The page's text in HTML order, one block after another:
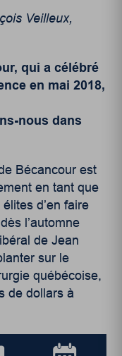
Veilleux,
qui a célébré
en mai 2018,
nous dans
Bécancour est
en tant que
d’en faire
l’automne
de Jean
sur le
québécoise,
de dollars à